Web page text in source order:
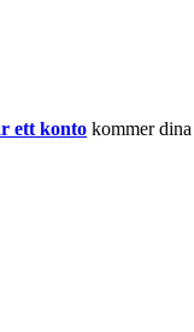
ett konto kommer